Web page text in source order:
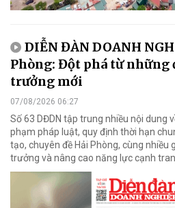
DIỄN ĐÀN DOANH
Phòng: Đột phá từ những
trưởng mới
07/08/2026 06:27
Số 63 DĐDN tập trung nhiều nội dung
phạm pháp luật, quy định thời hạn
tạo, chuyên đề Hải Phòng, cùng nhiều
trưởng và nâng cao năng lực cạnh